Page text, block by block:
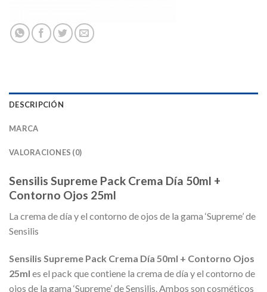
DESCRIPCIÓN
MARCA
VALORACIONES (0)
Sensilis Supreme Pack Crema Día 50ml +
Contorno Ojos 25ml
La crema de día y el contorno de ojos de la gama ‘Supreme’ de
Sensilis
Sensilis Supreme Pack Crema Día 50ml + Contorno Ojos
25ml es el pack que contiene la crema de día y el contorno de
ojos de la gama ‘Supreme’ de Sensilis. Ambos son cosméticos